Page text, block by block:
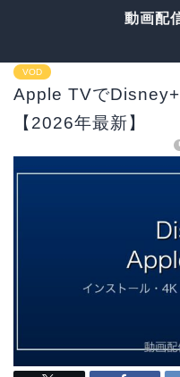
動画配
VOD
Apple TVで
【2026年最新】